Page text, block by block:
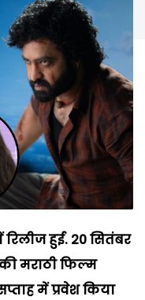
हुई. 20 सितंबर
मराठी फिल्म
में प्रवेश किया